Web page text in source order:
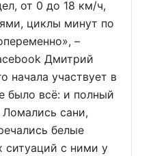
от 0 до 18 км/ч,
циклы минут по
–
Дмитрий
начала участвует в
было всё: и полный
сани,
белые
ситуаций с ними у